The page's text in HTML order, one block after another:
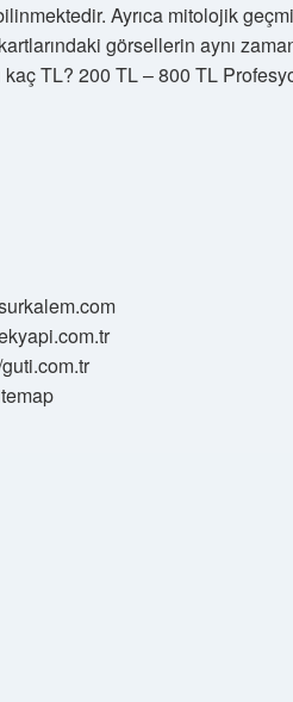
Ayrıca mitolojik
görsellerin aynı
kaç TL? 200 TL – 800 TL